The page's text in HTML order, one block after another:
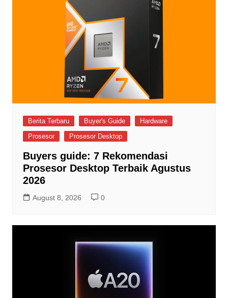
Berita Terbaru Buyer's Guide
Hardware
Prosesor
Prosesor Desktop
Buyers guide: 7 Rekomendasi
Prosesor Desktop Terbaik Agustus
2026
August 8, 2026 0